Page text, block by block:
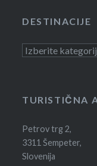
DESTINACIJE
Destinacije
TURISTIČNA
Petrov trg 2,
3311 Šempeter,
Slovenija